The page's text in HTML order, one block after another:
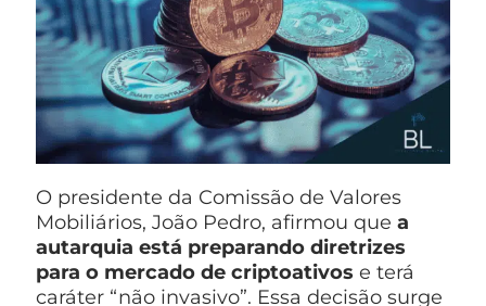
O presidente da Comissão de Valores
Mobiliários, João Pedro, afirmou que a
autarquia está preparando diretrizes
para o mercado de criptoativos e terá
caráter “não invasivo”. Essa decisão surge